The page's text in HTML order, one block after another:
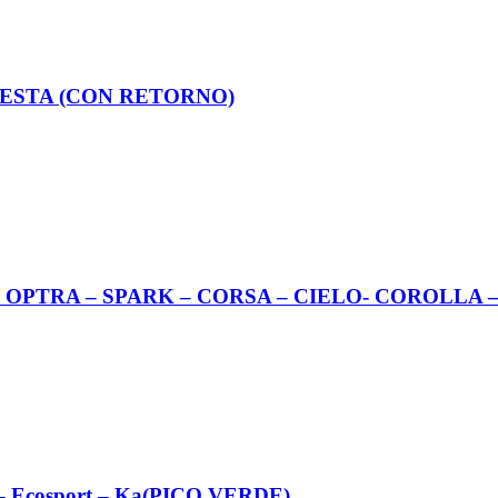
(CON RETORNO)
– SPARK – CORSA – CIELO- COROLLA